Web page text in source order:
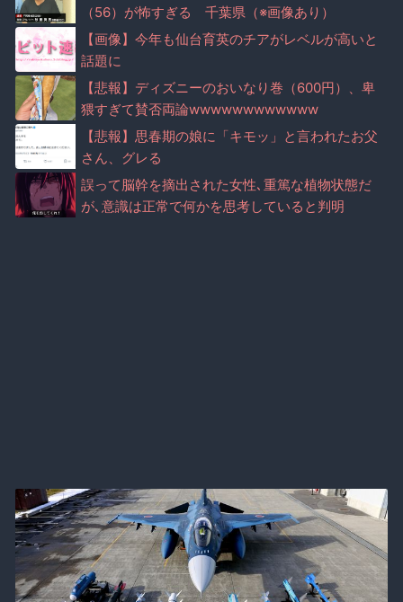
（56）が怖すぎる 千葉県（※画像あり）
【画像】今年も仙台育英のチアがレベルが高いと
話題に
【悲報】ディズニーのおいなり巻（600円）、卑
猥すぎて賛否両論wwwwwwwwwwww
【悲報】思春期の娘に「キモッ」と言われたお父
さん、グレる
誤って脳幹を摘出された女性､重篤な植物状態だ
が､意識は正常で何かを思考していると判明